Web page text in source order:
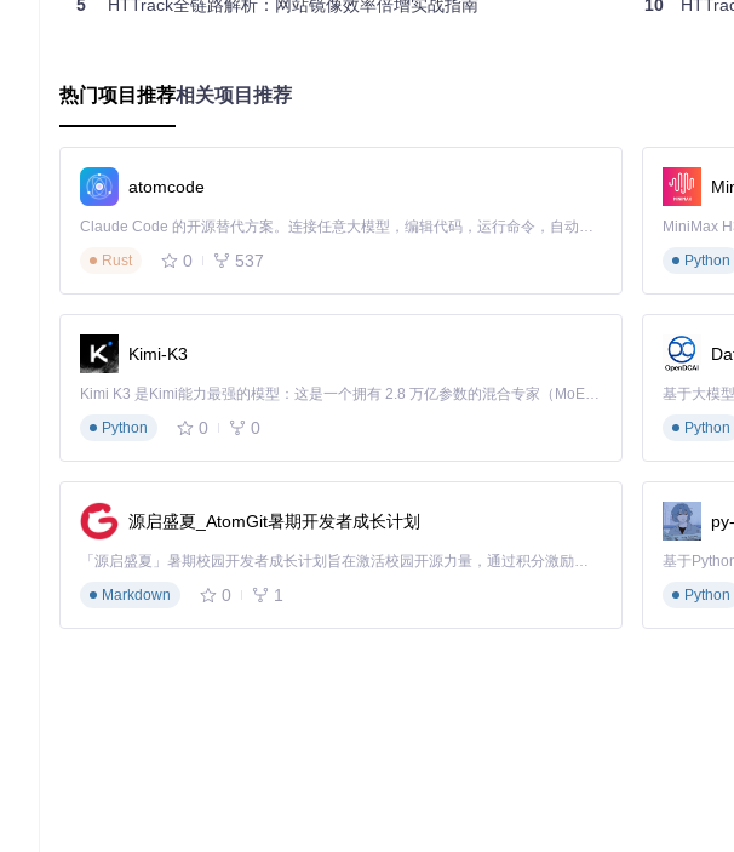
身网络环境进行定制化配置。
如何高效更新网站镜像？增量下载与自动化方案
使用"Update existing download"模式可实现增量更新，只下载网站新增或修改的内容，
的自动定期更新。
相关功能主要通过[src/htscache.c]实现，该模块负责管理缓存和增量更新逻辑。用户可
官方文档：项目根目录下的README和INSTALL文件提供详细安装使用说明
语言支持：[lang/]目录包含20多种语言包，支持多语言界面切换
测试用例：[tests/]目录提供多种场景的测试脚本，展示不同功能的使用方法
二次开发：核心功能封装在[src/libhttrack.vcproj]中，支持功能扩展
通过这些资源，用户可以深入了解HTTrack的工作原理，定制适合自身需求的网站镜像方
httrack
HTTrack Website Copier, copy websites to your computer (Official repository)
项目地址：https://gitcode.com/gh_mirrors/ht/httrack
5 HTTrack全链路解析：网站镜像效率倍增实战指南 10
热门项目推荐相关项目推荐
atomcode
Claude Code 的开源替代方案。连接任意大模型，编辑代码，运行命令，自动验证 — 全自动执行。用 Rust 构建，极致性能。 ｜ An open-source alternative to Claude Code. Connect any LLM, edit code, run commands, and verify changes — autonomously. Built in Rust for speed. Get Started
Rust
0 537
Python
Kimi-K3
Kimi K3 是Kimi能力最强的模型：这是一个拥有 2.8 万亿参数的混合专家（MoE）模型，具备原生视觉理解能力，并支持 100 万 token 的上下文窗口。
Python
0 0
基于大模
Python
源启盛夏_AtomGit暑期开发者成长计划
「源启盛夏」暑期校园开发者成长计划旨在激活校园开源力量，通过积分激励、认证扶持、资源倾斜等形式，引导高校组织和开发者完成「入驻 — 建项目 — 做贡献 — 获认证 — 得资源」的完整闭环。无论你是想带领社团入驻平台的组织者，还是希望用代码贡献证明自己的开发者，都能在这里找到属于你的成长路径。
Markdown
0 1
Python